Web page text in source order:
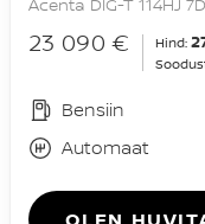
Acenta DIG-T 114HJ
23 090 € Hind:
Bensiin
Automaat